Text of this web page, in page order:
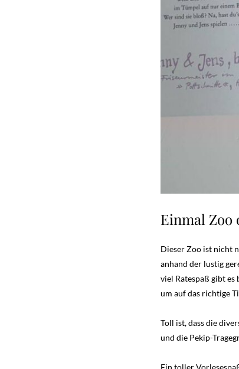
Einmal Zoo
Dieser Zoo ist nicht
anhand der lustig
viel Ratespaß gibt es
um auf das richtige
Toll ist, dass die
und die Pekip-
Ein toller